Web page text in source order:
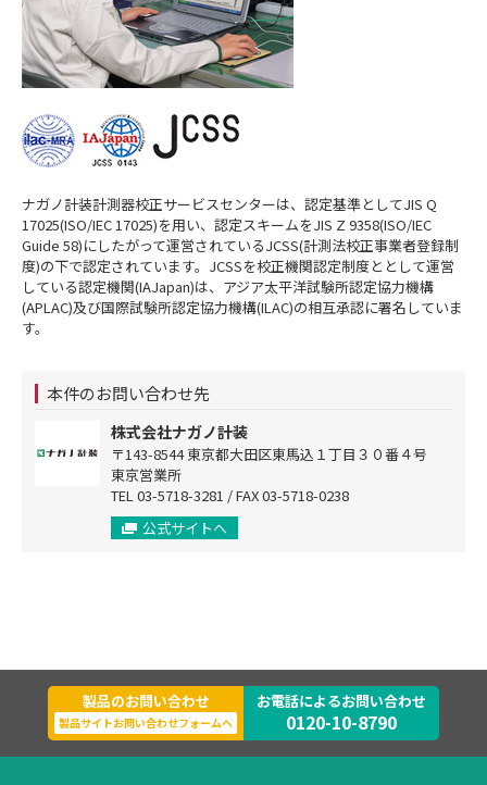
ナガノ計装計測器校正サービスセンターは、認定基準としてJIS Q
17025(ISO/IEC 17025)を用い、認定スキームをJIS Z 9358(ISO/IEC
Guide 58)にしたがって運営されているJCSS(計測法校正事業者登録制
度)の下で認定されています。JCSSを校正機関認定制度ととして運営
している認定機関(IAJapan)は、アジア太平洋試験所認定協力機構
(APLAC)及び国際試験所認定協力機構(ILAC)の相互承認に署名していま
す。
本件のお問い合わせ先
株式会社ナガノ計装
〒143-8544 東京都大田区東馬込１丁目３０番４号
東京営業所
TEL 03-5718-3281 / FAX 03-5718-0238
公式サイトへ
製品のお問い合わせ
製品サイトお問い合わせフォームへ
お電話によるお問い合わせ
0120-10-8790